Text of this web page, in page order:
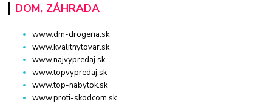
DOM, ZÁHRADA
www.dm-drogeria.sk
www.kvalitnytovar.sk
www.najvypredaj.sk
www.topvypredaj.sk
www.top-nabytok.sk
www.proti-skodcom.sk